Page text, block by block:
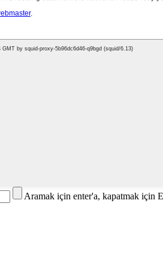
Aramak için enter'a, kapatmak için